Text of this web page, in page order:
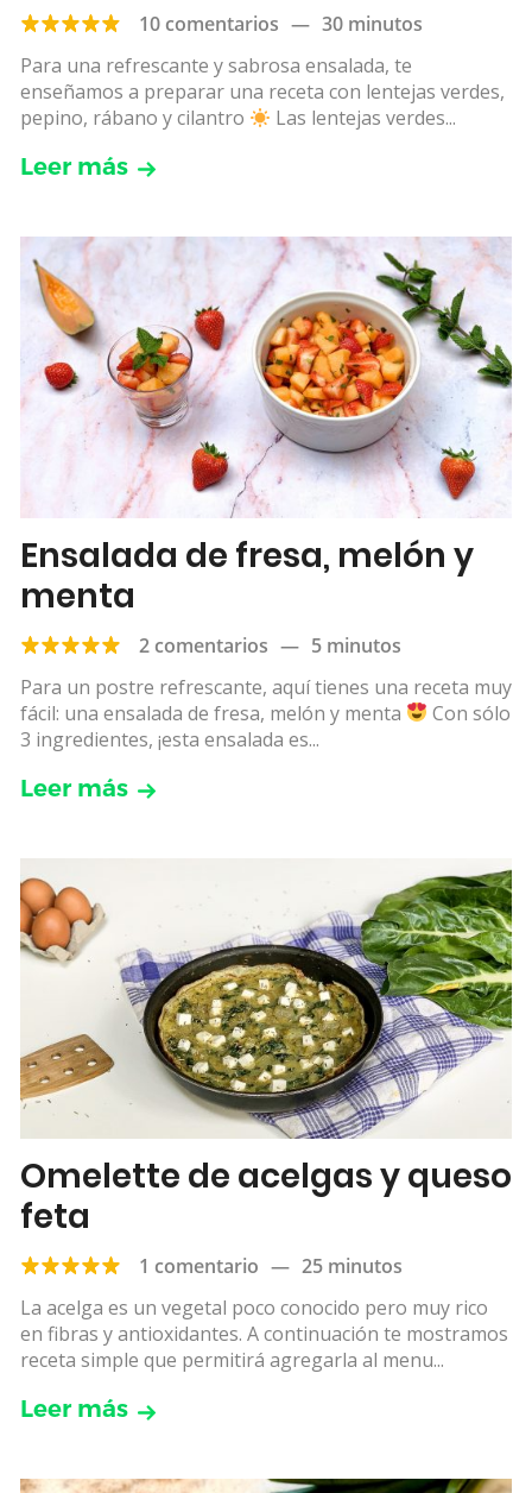
10 comentarios — 30 minutos
Para una refrescante y sabrosa ensalada, te
enseñamos a preparar una receta con lentejas verdes,
pepino, rábano y cilantro
Las lentejas verdes...
Leer más
Ensalada de fresa, melón y
menta
2 comentarios — 5 minutos
Para un postre refrescante, aquí tienes una receta muy
fácil: una ensalada de fresa, melón y menta
Con sólo
3 ingredientes, ¡esta ensalada es...
Leer más
Omelette de acelgas y queso
feta
1 comentario — 25 minutos
La acelga es un vegetal poco conocido pero muy rico
en fibras y antioxidantes. A continuación te mostramos
receta simple que permitirá agregarla al menu...
Leer más